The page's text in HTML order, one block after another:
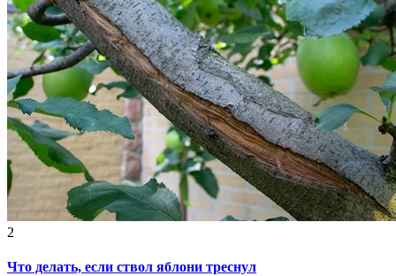
2
Что делать, если ствол яблони треснул